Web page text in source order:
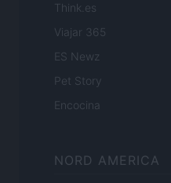
Think.es
Viajar 365
ES Newz
Pet Story
Encocina
NORD AMERICA